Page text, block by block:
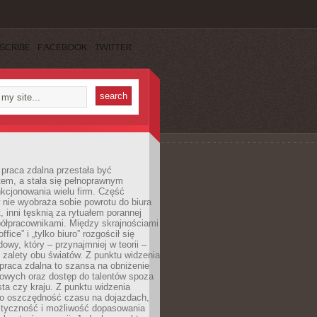
FACEBOOK TWITTER
zdalna przestała być
a stała się pełnoprawnym
wielu firm. Część
nie wyobraża sobie powrotu do biura
inni tęsknią za rytuałem porannej
Między skrajnościami
i „tylko biuro” rozgościł się
który – przynajmniej w teorii –
zalety obu światów. Z punktu widzenia
zdalna to szansa na obniżenie
oraz dostęp do talentów spoza
czy kraju. Z punktu widzenia
oszczędność czasu na dojazdach,
i możliwość dopasowania